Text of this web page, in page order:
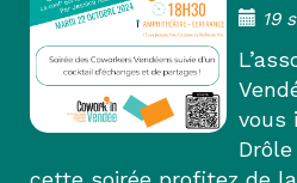
19
vous